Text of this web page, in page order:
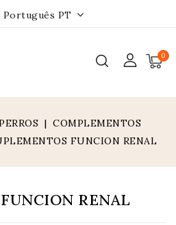
Português PT
0
COMPLEMENTOS
FUNCION RENAL
RENAL